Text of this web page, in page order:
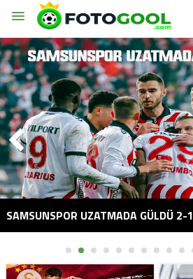
SAMSUNSPOR UZATMADA GÜLDÜ 2-1